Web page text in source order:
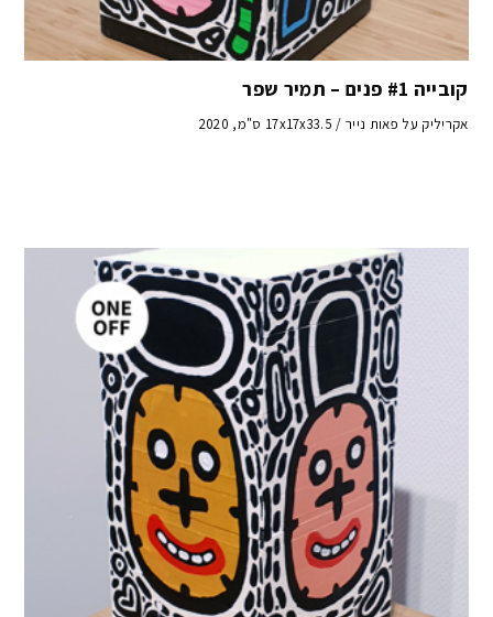
קובייה #1 פנים – תמיר שפר
אקריליק על פאות נייר / 17x17x33.5 ס"מ, 2020